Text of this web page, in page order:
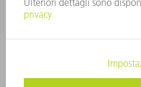
PROFILO DELL'AZIENDA
PRESIDENZA
PRINCIPI AZIENDALI
SISTEMA DI WHISTLEBLOWING
SECURITY